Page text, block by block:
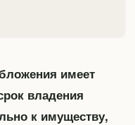
имеет
владения
к имуществу,